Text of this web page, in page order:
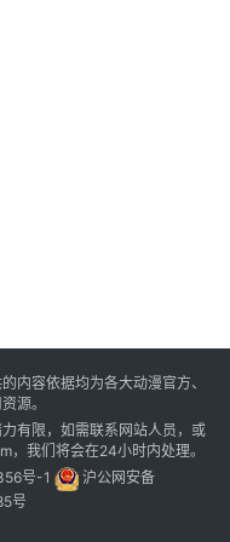
内容依据均为各大动漫官方、
源。
有限，如需联系网站人员，或
我们将会在24小时内处理。
号-1
沪公网安备
号